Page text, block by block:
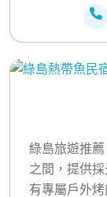
綠島旅遊推
之間，提供
有專屬戶外